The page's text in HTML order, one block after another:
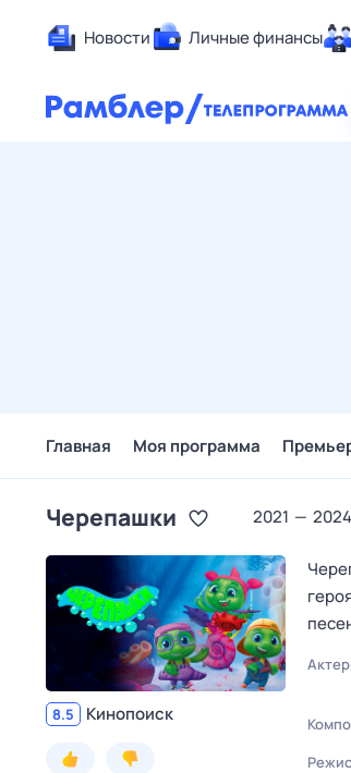
Новости Личные финансы
Главная Моя программа
Черепашки 2021 — 2024
8.5 Кинопоиск